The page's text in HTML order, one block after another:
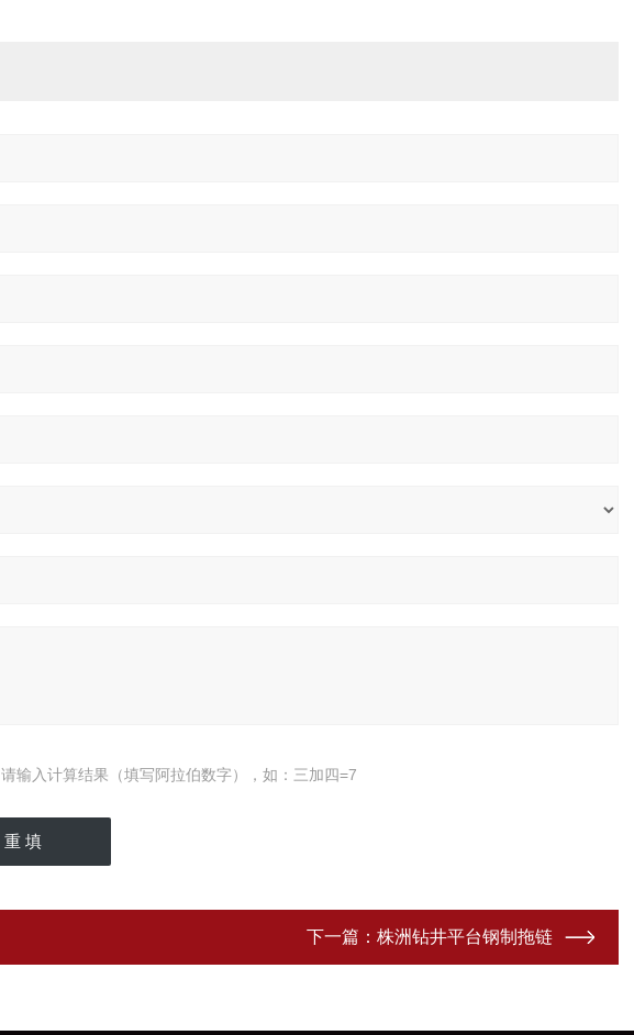
请输入计算结果（填写阿拉伯数字），如：三加四=7
下一篇： 株洲钻井平台钢制拖链